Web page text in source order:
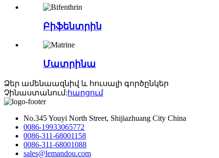
Բիֆենտրին
Մատրինա
Ձեր ամենաազնիվ և հուսալի գործընկեր
Չինաստանում: հարցում
No.345 Youyi North Street, Shijiazhuang City China
0086-19933065772
0086-311-68001158
0086-311-68001088
sales@lemandou.com